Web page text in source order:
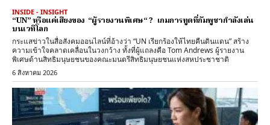
INSIDE - INSIGHT
“UN” หรือแค่เสียงของ “ผู้รายงานพิเศษ“ ? เกมการทูตที่กัมพูชากำลังเล่น
บนเวทีโลก
กระแสข่าวในสื่อสังคมออนไลน์ที่อ้างว่า “UN เรียกร้องให้ไทยคืนดินแดน” สร้าง
ความเข้าใจคลาดเคลื่อนในวงกว้าง ทั้งที่ผู้แถลงคือ Tom Andrews ผู้รายงาน
พิเศษด้านสิทธิมนุษยชนของคณะมนตรีสิทธิมนุษยชนแห่งสหประชาชาติ
6 สิงหาคม 2026